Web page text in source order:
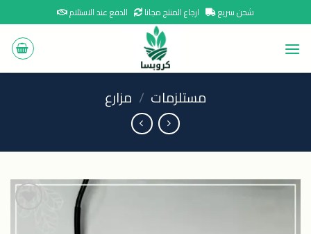
to
content
شحن سريع ارجاع المنتج مجانا الدفع عند الاستلام
مستلزمات / مزارع